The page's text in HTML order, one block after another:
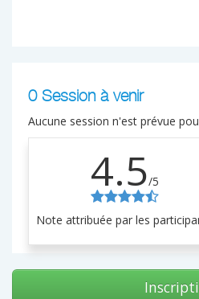
0 Session à venir
Aucune session n'est prévue
4.5/5
Note attribuée par les